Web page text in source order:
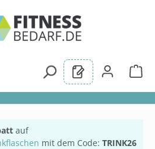
auf
mit dem Code: TRINK26